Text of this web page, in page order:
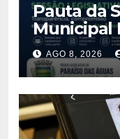
Pauta da
Municipal
AGO 8, 2026